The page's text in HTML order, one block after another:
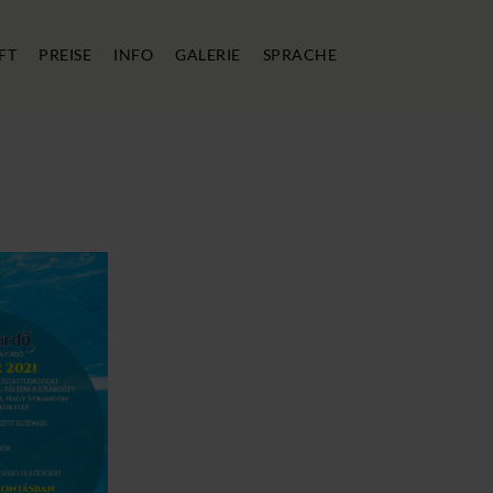
PREISE INFO GALERIE SPRACHE